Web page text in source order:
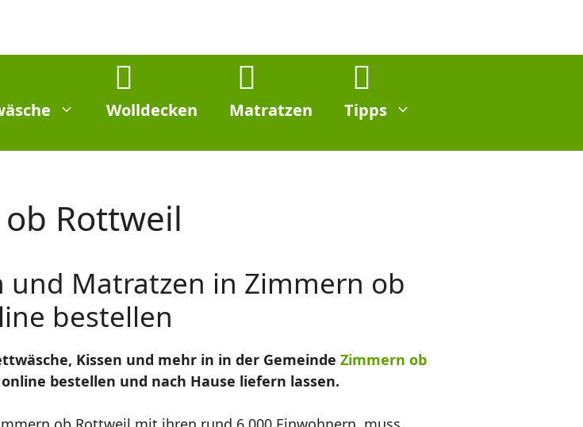
Wolldecken Matratzen Tipps
Rottweil
Matratzen in Zimmern ob
bestellen
Kissen und mehr in in der Gemeinde Zimmern ob
bestellen und nach Hause liefern lassen.